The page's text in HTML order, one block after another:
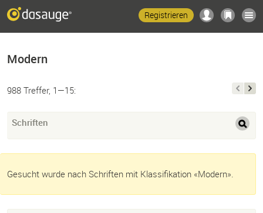
Registrieren
Modern
988 Treffer, 1—15:
Schriften
Gesucht wurde nach Schriften mit Klassifikation «Modern».